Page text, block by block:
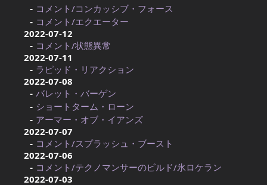
コメント/コンカッシブ・フォース
コメント/エクエーター
2022-07-12
コメント/状態異常
2022-07-11
ラピッド・リアクション
2022-07-08
バレット・バーゲン
ショートターム・ローン
アーマー・オブ・イアンズ
2022-07-07
コメント/スプラッシュ・ブースト
2022-07-06
コメント/テクノマンサーのビルド/氷ロケラン
2022-07-03